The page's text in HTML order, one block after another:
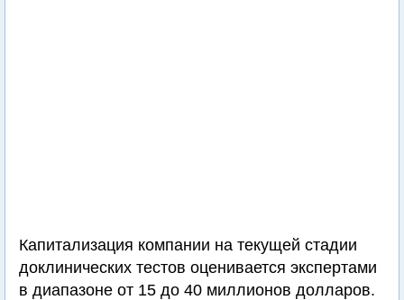
Капитализация компании на текущей стадии
доклинических тестов оценивается экспертами
в диапазоне от 15 до 40 миллионов долларов.